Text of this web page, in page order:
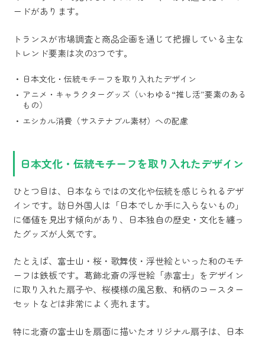
ードがあります。
トランスが市場調査と商品企画を通じて把握している主な
トレンド要素は次の3つです。
日本文化・伝統モチーフを取り入れたデザイン
アニメ・キャラクターグッズ（いわゆる“推し活”要素のある
もの）
エシカル消費（サステナブル素材）への配慮
日本文化・伝統モチーフを取り入れたデザイン
ひとつ目は、日本ならではの文化や伝統を感じられるデザ
インです。訪日外国人は「日本でしか手に入らないもの」
に価値を見出す傾向があり、日本独自の歴史・文化を纏っ
たグッズが人気です。
たとえば、富士山・桜・歌舞伎・浮世絵といった和のモチ
ーフは鉄板です。葛飾北斎の浮世絵「赤富士」をデザイン
に取り入れた扇子や、桜模様の風呂敷、和柄のコースター
セットなどは非常によく売れます。
特に北斎の富士山を扇面に描いたオリジナル扇子は、日本